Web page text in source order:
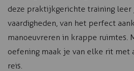
deze praktijkgerichte training
vaardigheden, van het perfect
manoeuvreren in krappe ruimtes.
oefening maak je van elke rit met
reis.